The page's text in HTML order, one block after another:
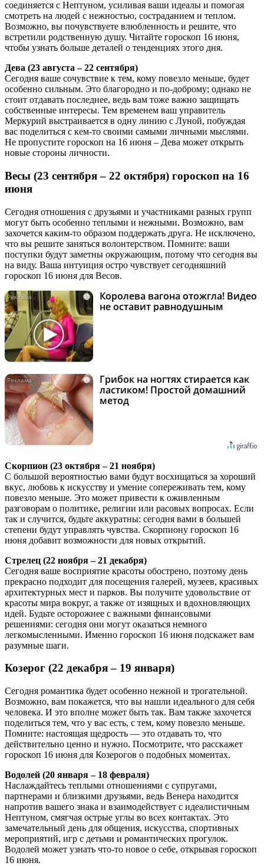
соединяется с Нептуном, усиливая ваши идеалы и помогая
смотреть на людей с нежностью, состраданием и теплом.
Возможно, вы почувствуете влюбленность и решите, что
встретили родственную душу. Читайте гороскоп 16 июня,
чтобы узнать больше деталей о тенденциях этого дня.
Дева (23 августа – 22 сентября)
Сегодня ваше сочувствие к тем, кому повезло меньше, будет
особенно сильным. Это благородно и по-доброму; однако не
стоит отдавать последнее, ведь вам тоже важно защищать
собственные интересы. Тем временем ваш управитель
Меркурий выстраивается в одну линию с Луной, побуждая
вас поделиться с кем-то своими самыми личными мыслями.
Не пропустите гороскоп на 16 июня – Дева может открыть
новые стороны личности.
Весы (23 сентября – 22 октября) гороскоп на 16
июня
Сегодня отношения с друзьями и участниками разных групп
могут быть особенно теплыми и нежными. Возможно, вам
захочется каким-то образом поддержать друга. Не исключено,
что вы решите заняться волонтерством. Помните: ваши
поступки будут заметны окружающим, потому что сегодня вы
на виду. Ваша интуиция остро чувствует сегодняшний
гороскоп 16 июня для Весов.
i
Королева вагона отожгла! Видео
не оставит равнодушным
i
Грибок на ногтях стирается как
ластиком! Простой домашний
метод
Скорпион (23 октября – 21 ноября)
С большой вероятностью вами будут восхищаться за хороший
вкус, любовь к искусству и умение сопереживать тем, кому
повезло меньше. Это может привести к оживленным
разговорам о политике, религии или расовых вопросах. Если
так и случится, будьте аккуратны: сегодня вами в большей
степени будут управлять чувства. Скорпиону гороскоп 16
июня добавит возможности для новых открытий.
Стрелец (22 ноября – 21 декабря)
Сегодня ваше восприятие красоты обострено, поэтому день
прекрасно подходит для посещения галерей, музеев, красивых
архитектурных мест и парков. Вы получите удовольствие от
красоты мира вокруг, а также от изящных и вдохновляющих
идей. Будьте осторожнее с важными финансовыми
решениями: сегодня они могут оказаться немного
легкомысленными. Именно гороскоп 16 июня подскажет вам
разумные шаги.
Козерог (22 декабря – 19 января)
Сегодня романтика будет особенно нежной и трогательной.
Возможно, вам покажется, что вы нашли идеального для себя
человека. И это вполне может быть так. Вам также захочется
поделиться тем, что у вас есть, с тем, кому повезло меньше.
Помните: настоящая щедрость — это отдавать то, что
действительно ценно и нужно. Посмотрите, что расскажет
гороскоп 16 июня для Козерогов о подобных моментах.
Водолей (20 января – 18 февраля)
Наслаждайтесь теплыми отношениями с супругами,
партнерами и близкими друзьями, ведь Венера находится
напротив вашего знака и взаимодействует с идеалистичным
Нептуном, смягчая острые углы во всех контактах. Это
замечательный день для общения, искусства, спортивных
мероприятий, игр с детьми и романтических прогулок.
Водолей может узнать что-то новое о себе, открывая гороскоп
16 июня.